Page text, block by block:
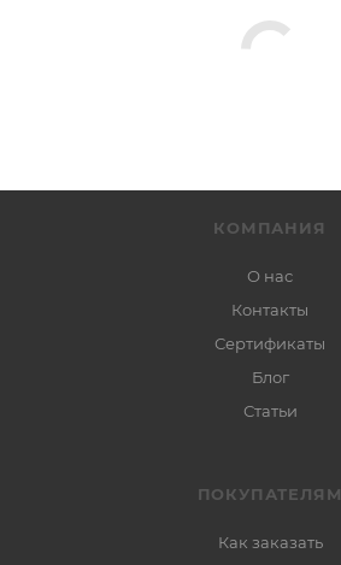
КОМПАНИЯ
О нас
Контакты
Сертификаты
Блог
Статьи
ПОКУПАТЕЛЯМ
Как заказать